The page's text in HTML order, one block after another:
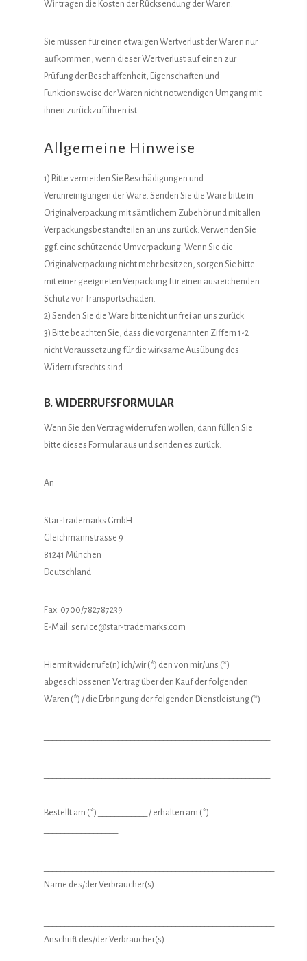
Wir tragen die Kosten der Rücksendung der Waren.
Sie müssen für einen etwaigen Wertverlust der Waren nur
aufkommen, wenn dieser Wertverlust auf einen zur
Prüfung der Beschaffenheit, Eigenschaften und
Funktionsweise der Waren nicht notwendigen Umgang mit
ihnen zurückzuführen ist.
Allgemeine Hinweise
1) Bitte vermeiden Sie Beschädigungen und
Verunreinigungen der Ware. Senden Sie die Ware bitte in
Originalverpackung mit sämtlichem Zubehör und mit allen
Verpackungsbestandteilen an uns zurück. Verwenden Sie
ggf. eine schützende Umverpackung. Wenn Sie die
Originalverpackung nicht mehr besitzen, sorgen Sie bitte
mit einer geeigneten Verpackung für einen ausreichenden
Schutz vor Transportschäden.
2) Senden Sie die Ware bitte nicht unfrei an uns zurück.
3) Bitte beachten Sie, dass die vorgenannten Ziffern 1-2
nicht Voraussetzung für die wirksame Ausübung des
Widerrufsrechts sind.
B. WIDERRUFSFORMULAR
Wenn Sie den Vertrag widerrufen wollen, dann füllen Sie
bitte dieses Formular aus und senden es zurück.
An
Star-Trademarks GmbH
Gleichmannstrasse 9
81241 München
Deutschland
Fax: 0700/782787239
E-Mail: service@star-trademarks.com
Hiermit widerrufe(n) ich/wir (*) den von mir/uns (*)
abgeschlossenen Vertrag über den Kauf der folgenden
Waren (*) / die Erbringung der folgenden Dienstleistung (*)
Bestellt am (*) ____________ / erhalten am (*)
Name des/der Verbraucher(s)
Anschrift des/der Verbraucher(s)